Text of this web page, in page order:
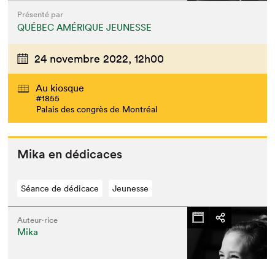
Présenté par
QUÉBEC AMÉRIQUE JEUNESSE
24 novembre 2022, 12h00
Au kiosque
#1855
Palais des congrès de Montréal
Mika en dédicaces
Séance de dédicace Jeunesse
Auteur·rice
Mika